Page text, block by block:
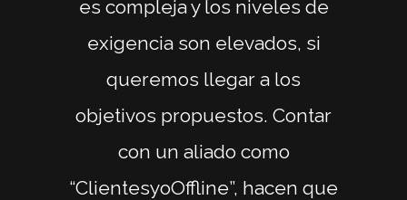
es compleja y los niveles de
exigencia son elevados, si
queremos llegar a los
objetivos propuestos. Contar
con un aliado como
“ClientesyoOffline”, hacen que